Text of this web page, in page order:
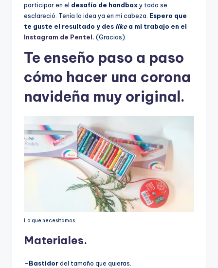
participar en el desafío de handbox y todo se
esclareció. Tenía la idea ya en mi cabeza. Espero que
te guste el resultado y des likea mi trabajo en el
Instagram de Pentel. (Gracias).
Te enseño paso a paso
cómo hacer una corona
navideña muy original.
Lo que necesitamos.
Materiales.
–Bastidordel tamaño que quieras.